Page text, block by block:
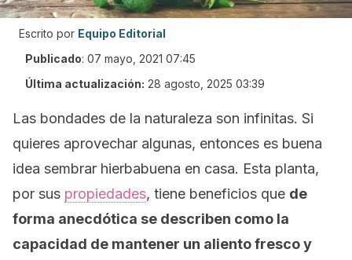
Escrito por Equipo Editorial
Publicado: 07 mayo, 2021 07:45
Última actualización: 28 agosto, 2025 03:39
Las bondades de la naturaleza son infinitas. Si
quieres aprovechar algunas, entonces es buena
idea sembrar hierbabuena en casa. Esta planta,
por sus propiedades, tiene beneficios que de
forma anecdótica se describen como la
capacidad de mantener un aliento fresco y